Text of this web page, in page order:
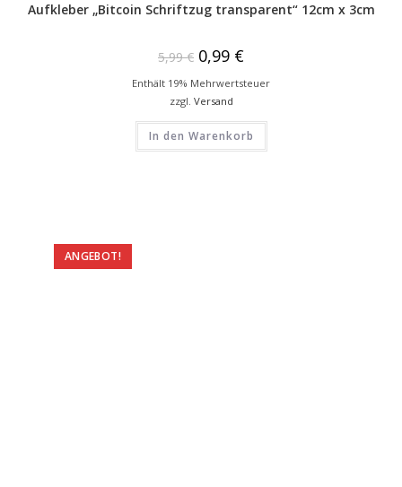
Aufkleber „Bitcoin Schriftzug transparent“ 12cm x 3cm
5,99€ 0,99 €
Enthält 19% Mehrwertsteuer
zzgl. Versand
In den Warenkorb
ANGEBOT!